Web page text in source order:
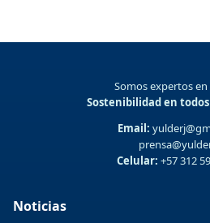
Somos expertos
Sostenibilidad en
Email:
Celular: +57 312
Noticias